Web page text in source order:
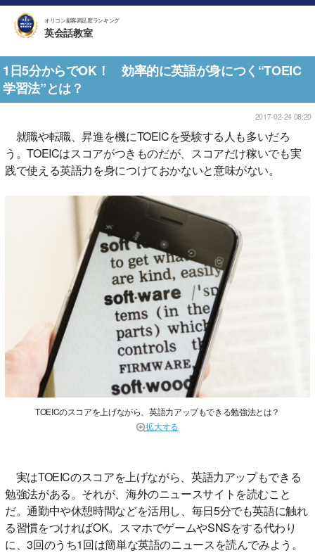
オリコン顧客満足度ランキング
英会話教室
1日5分からでOK！ 効率的に英語が身につく“TOEIC
学習法”とは？
2017-02-24 08:20
就職や転職、昇進を機にTOEICを受験する人も多いだろ
う。TOEICはスコアがつきものだが、スコアだけ稼いでも実
践で使える英語力を身につけておかないと意味がない。
TOEICのスコアを上げながら、英語力アップもできる勉強法とは？
拡大する
実はTOEICのスコアを上げながら、英語力アップもできる
勉強法がある。それが、海外のニュースサイトを読むこと
だ。通勤中や休憩時間などを活用し、毎日5分でも英語に触れ
る習慣をつければOK。スマホでゲームやSNSをする代わり
に、3回のうち1回は簡単な英語のニュースを読んでみよう。